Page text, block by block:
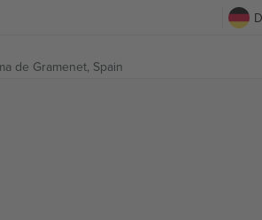
de Gramenet, Spain